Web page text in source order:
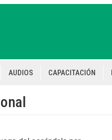
AUDIOS CAPACITACIÓN